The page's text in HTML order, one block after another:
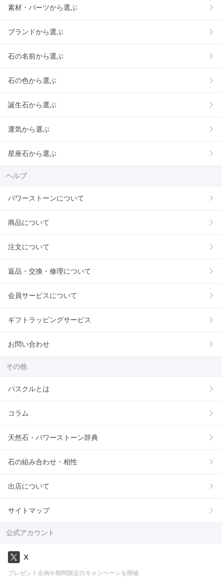
素材・パーツから選ぶ
ブランドから選ぶ
石の名前から選ぶ
石の色から選ぶ
誕生石から選ぶ
運気から選ぶ
星座石から選ぶ
ヘルプ
パワーストーンについて
商品について
注文について
返品・交換・修理について
会員サービスについて
ギフトラッピングサービス
お問い合わせ
その他
パスクルとは
コラム
天然石・パワーストーン辞典
石の組み合わせ・相性
出店について
サイトマップ
公式アカウント
X
プレゼント企画や期間限定のキャンペーンを開催